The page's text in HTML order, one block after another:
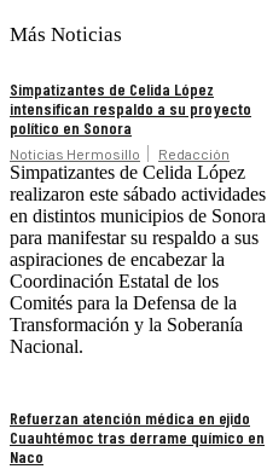
Más Noticias
Simpatizantes de Celida López
intensifican respaldo a su proyecto
político en Sonora
Noticias Hermosillo Redacción
Simpatizantes de Celida López
realizaron este sábado actividades
en distintos municipios de Sonora
para manifestar su respaldo a sus
aspiraciones de encabezar la
Coordinación Estatal de los
Comités para la Defensa de la
Transformación y la Soberanía
Nacional.
Refuerzan atención médica en ejido
Cuauhtémoc tras derrame químico en
Naco